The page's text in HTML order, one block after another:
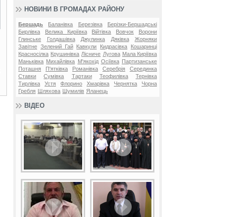
НОВИНИ В ГРОМАДАХ РАЙОНУ
Бершадь Баланівка Березівка
Берізки-Бершадські
Бирлівка
Велика Киріївка Війтівка Вовчок
Ворони
Глинське
Голдашівка Джулинка Дяківка
Жорняки
Завітне Зелений Гай Кавкули Кидрасівка
Кошаринці
Красносілка Крушинівка Лісниче Лугова Мала Киріївка
Маньківка Михайлівка М'якохід Осіївка
Партизанське
Поташня
П'ятківка Романівка Серебрія
Серединка
Ставки
Сумівка Тартаки Теофилівка
Тернівка
Тирлівка
Устя Флорино Хмарівка Чернятка
Чорна
Гребля Шляхова Шумилів Яланець
ВІДЕО